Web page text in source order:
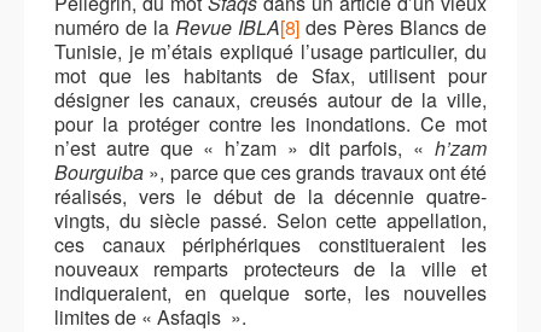
numéro de la Revue IBLA[8] des Pères Blancs de
Tunisie, je m’étais expliqué l’usage particulier, du
mot que les habitants de Sfax, utilisent pour
désigner les canaux, creusés autour de la ville,
pour la protéger contre les inondations. Ce mot
n’est autre que « h’zam » dit parfois, « h’zam
Bourguiba », parce que ces grands travaux ont été
réalisés, vers le début de la décennie quatre-
vingts, du siècle passé. Selon cette appellation,
ces canaux périphériques constitueraient les
nouveaux remparts protecteurs de la ville et
indiqueraient, en quelque sorte, les nouvelles
limites de « Asfaqis ».